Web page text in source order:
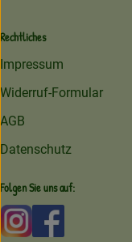
Rechtliches
Impressum
Widerruf-Formular
AGB
Datenschutz
Folgen Sie uns auf:
Externer Link zu